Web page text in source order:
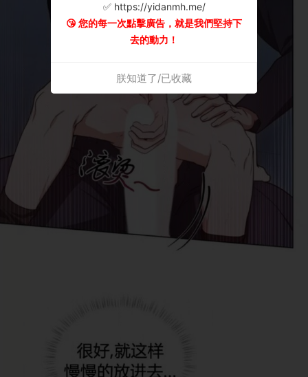
✅ https://yidanmh.me/
😘 您的每一次點擊廣告，就是我們堅持下
去的動力！
朕知道了/已收藏